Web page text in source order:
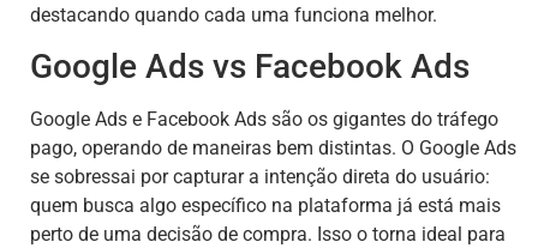
destacando quando cada uma funciona melhor.
Google Ads vs Facebook Ads
Google Ads e Facebook Ads são os gigantes do tráfego
pago, operando de maneiras bem distintas. O Google Ads
se sobressai por capturar a intenção direta do usuário:
quem busca algo específico na plataforma já está mais
perto de uma decisão de compra. Isso o torna ideal para